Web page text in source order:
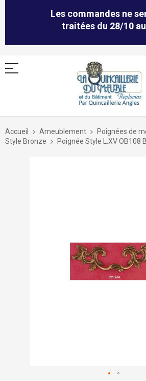
Les commandes ne
traitées du 28/10
Allez
contenu
Accueil Ameublement
Poignées de
Style Bronze
Poignée Style L.XV OB108